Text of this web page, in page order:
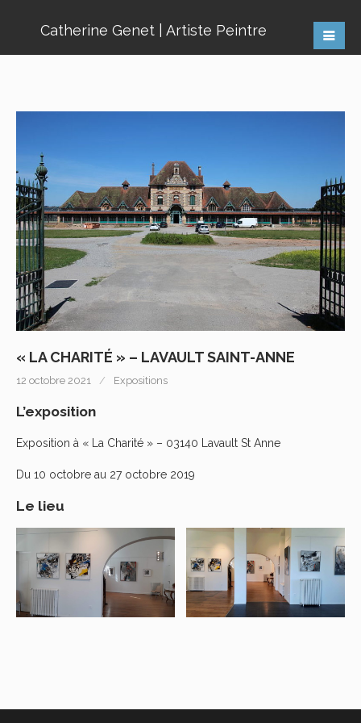
Catherine Genet | Artiste Peintre
« LA CHARITÉ » – LAVAULT SAINT-ANNE
12 octobre 2021 Expositions
L’exposition
Exposition à « La Charité » – 03140 Lavault St Anne
Du 10 octobre au 27 octobre 2019
Le lieu